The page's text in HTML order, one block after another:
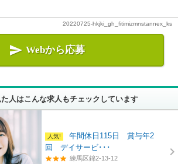
20220725-hkjki_gh_fitimizmnstannex_ks
 Webから応募
人はこんな求人もチェックしています
年間休日115日 賞与年2
回 デイサービ･･･
練馬区錦2-13-12